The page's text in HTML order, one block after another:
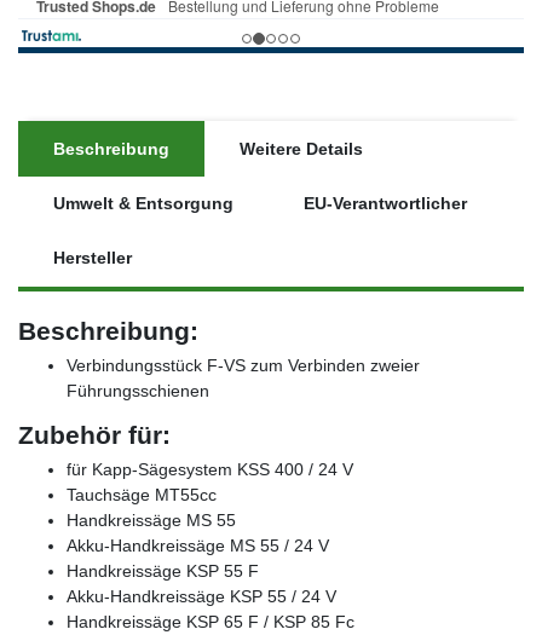
Beschreibung Weitere Details
Umwelt & Entsorgung EU-Verantwortlicher
Hersteller
Beschreibung:
Verbindungsstück F-VS zum Verbinden zweier
Führungsschienen
Zubehör für:
für Kapp-Sägesystem KSS 400 / 24 V
Tauchsäge MT55cc
Handkreissäge MS 55
Akku-Handkreissäge MS 55 / 24 V
Handkreissäge KSP 55 F
Akku-Handkreissäge KSP 55 / 24 V
Handkreissäge KSP 65 F / KSP 85 Fc